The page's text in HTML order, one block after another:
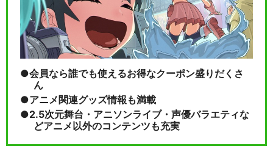
閉じる
会員なら誰でも使えるお得なクーポン盛りだくさ
ん
アニメ関連グッズ情報も満載
2.5次元舞台・アニソンライブ・声優バラエティな
どアニメ以外のコンテンツも充実